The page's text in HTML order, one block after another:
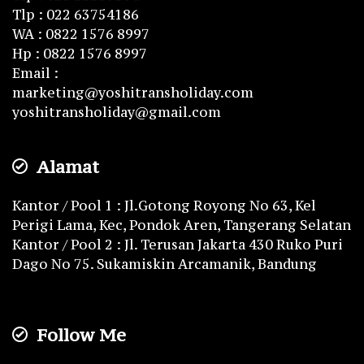
Tlp : 022 63754186
WA : 0822 1576 8997
Hp : 0822 1576 8997
Email :
marketing@yoshitransholiday.com
yoshitransholiday@gmail.com
Alamat
Kantor / Pool 1 : Jl.Gotong Royong No 63, Kel
Perigi Lama, Kec, Pondok Aren, Tangerang Selatan
Kantor / Pool 2 : Jl. Terusan Jakarta 430 Ruko Puri
Dago No 75. Sukamiskin Arcamanik, Bandung
Follow Me